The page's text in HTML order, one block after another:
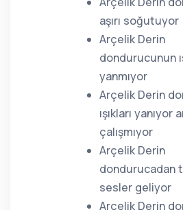
aşırı soğutuyor
Arçelik Derin
dondurucunun
yanmıyor
Arçelik Derin
ışıkları yanıyor
çalışmıyor
Arçelik Derin
dondurucadan
sesler geliyor
Arçelik Derin